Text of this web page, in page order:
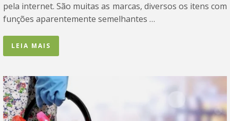
pela internet. São muitas as marcas, diversos os itens com
funções aparentemente semelhantes …
LEIA MAIS